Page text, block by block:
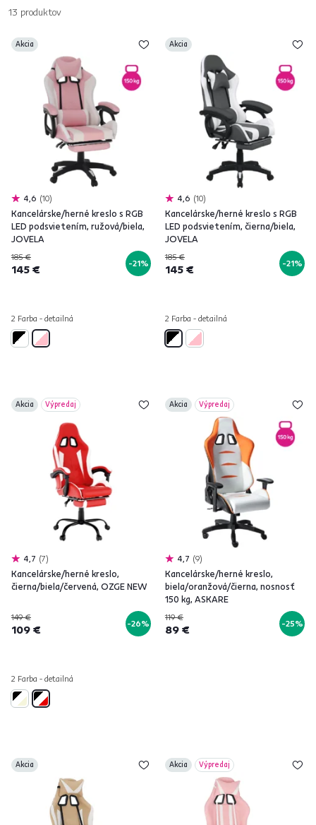
13 produktov
Akcia
4,6 10
Kancelárske/herné kreslo s RGB
LED podsvietením, ružová/biela,
JOVELA
185 €
145 € -21%
2 Farba - detailná
Akcia
4,6 10
Kancelárske/herné kreslo s RGB
LED podsvietením, čierna/biela,
JOVELA
185 €
145 € -21%
2 Farba - detailná
Akcia Výpredaj
4,7 7
Kancelárske/herné kreslo,
čierna/biela/červená, OZGE NEW
149 €
109 € -26%
2 Farba - detailná
Akcia Výpredaj
4,7 9
Kancelárske/herné kreslo,
biela/oranžová/čierna, nosnosť
150 kg, ASKARE
119 €
89 € -25%
Akcia Akcia Výpredaj